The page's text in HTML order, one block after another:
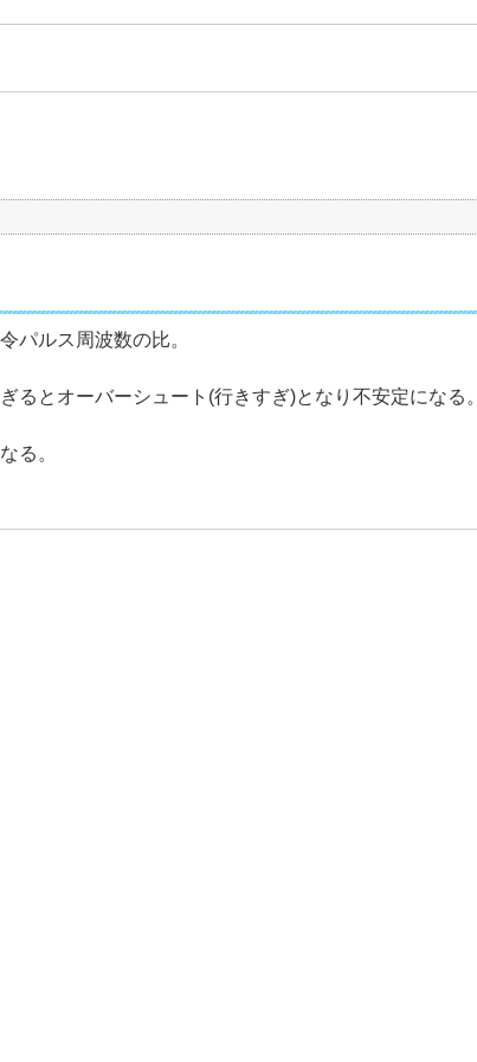
パルス周波数の比。
とオーバーシュート(行きすぎ)となり不安定になる。
る。